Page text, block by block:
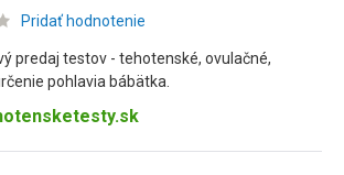
Pridať hodnotenie
predaj testov - tehotenské, ovulačné,
pohlavia bábätka.